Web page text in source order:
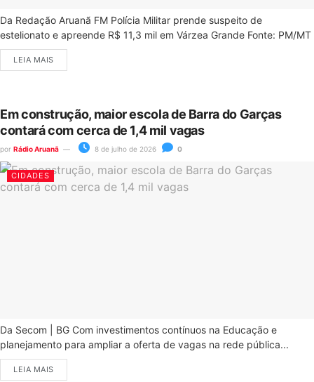
Da Redação Aruanã FM Polícia Militar prende suspeito de
estelionato e apreende R$ 11,3 mil em Várzea Grande Fonte: PM/MT
LEIA MAIS
Em construção, maior escola de Barra do Garças
contará com cerca de 1,4 mil vagas
por Rádio Aruanã 8 de julho de 2026 0
CIDADES
Da Secom | BG Com investimentos contínuos na Educação e
planejamento para ampliar a oferta de vagas na rede pública...
LEIA MAIS